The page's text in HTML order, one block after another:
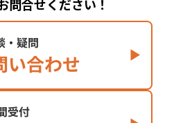
問合せください！